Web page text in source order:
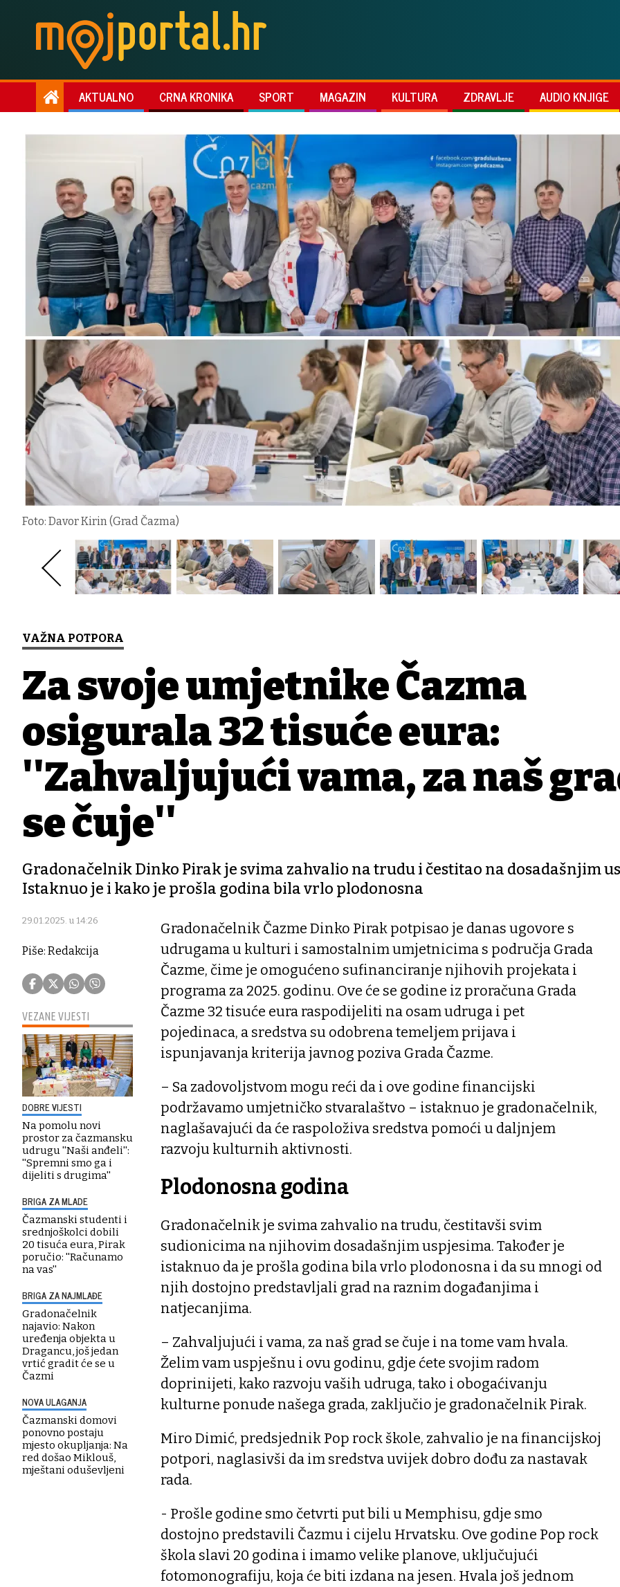
AKTUALNO CRNA KRONIKA SPORT MAGAZIN KULTURA ZDRAVLJE AUDIO KNJIGE
Foto: Davor Kirin (Grad Čazma)
VAŽNA POTPORA
Za svoje umjetnike Čazma
osigurala 32 tisuće eura:
''Zahvaljujući vama, za naš
se čuje''
Gradonačelnik Dinko Pirak je svima zahvalio na trudu i čestitao na dosadašnjim
Istaknuo je i kako je prošla godina bila vrlo plodonosna
29.01.2025. u 14:26
Piše: Redakcija
VEZANE VIJESTI
DOBRE VIJESTI
Na pomolu novi
prostor za čazmansku
udrugu ''Naši anđeli'':
''Spremni smo ga i
dijeliti s drugima''
BRIGA ZA MLADE
Čazmanski studenti i
srednjoškolci dobili
20 tisuća eura, Pirak
poručio: ''Računamo
na vas''
BRIGA ZA NAJMLAĐE
Gradonačelnik
najavio: Nakon
uređenja objekta u
Dragancu, još jedan
vrtić gradit će se u
Čazmi
NOVA ULAGANJA
Čazmanski domovi
ponovno postaju
mjesto okupljanja: Na
red došao Miklouš,
mještani oduševljeni
Gradonačelnik Čazme Dinko Pirak potpisao je danas ugovore s
udrugama u kulturi i samostalnim umjetnicima s područja Grada
Čazme, čime je omogućeno sufinanciranje njihovih projekata i
programa za 2025. godinu. Ove će se godine iz proračuna Grada
Čazme 32 tisuće eura raspodijeliti na osam udruga i pet
pojedinaca, a sredstva su odobrena temeljem prijava i
ispunjavanja kriterija javnog poziva Grada Čazme.
– Sa zadovoljstvom mogu reći da i ove godine financijski
podržavamo umjetničko stvaralaštvo – istaknuo je gradonačelnik,
naglašavajući da će raspoloživa sredstva pomoći u daljnjem
razvoju kulturnih aktivnosti.
Plodonosna godina
Gradonačelnik je svima zahvalio na trudu, čestitavši svim
sudionicima na njihovim dosadašnjim uspjesima. Također je
istaknuo da je prošla godina bila vrlo plodonosna i da su mnogi od
njih dostojno predstavljali grad na raznim događanjima i
natjecanjima.
– Zahvaljujući i vama, za naš grad se čuje i na tome vam hvala.
Želim vam uspješnu i ovu godinu, gdje ćete svojim radom
doprinijeti, kako razvoju vaših udruga, tako i obogaćivanju
kulturne ponude našega grada, zaključio je gradonačelnik Pirak.
Miro Dimić, predsjednik Pop rock škole, zahvalio je na financijskoj
potpori, naglasivši da im sredstva uvijek dobro dođu za nastavak
rada.
- Prošle godine smo četvrti put bili u Memphisu, gdje smo
dostojno predstavili Čazmu i cijelu Hrvatsku. Ove godine Pop rock
škola slavi 20 godina i imamo velike planove, uključujući
fotomonografiju, koja će biti izdana na jesen. Hvala još jednom